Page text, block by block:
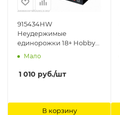
915434HW
Неудержимые
единорожки 18+ Hobby
World
Мало
1 010 руб./шт
В корзину